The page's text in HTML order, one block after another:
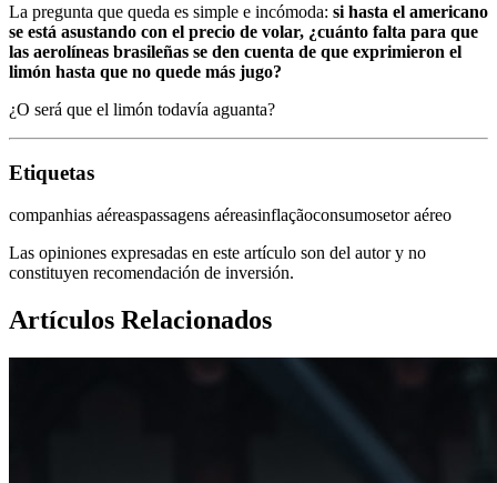
La pregunta que queda es simple e incómoda: si hasta el americano
se está asustando con el precio de volar, ¿cuánto falta para que
las aerolíneas brasileñas se den cuenta de que exprimieron el
limón hasta que no quede más jugo?
¿O será que el limón todavía aguanta?
Etiquetas
companhias aéreaspassagens aéreasinflaçãoconsumosetor aéreo
Las opiniones expresadas en este artículo son del autor y no
constituyen recomendación de inversión.
Artículos Relacionados